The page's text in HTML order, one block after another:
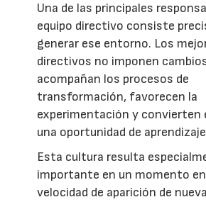
Una de las principales
equipo directivo consiste
generar ese entorno. Los
directivos no imponen
acompañan los procesos de
transformación, favorecen la
experimentación y convierten
una oportunidad de
Esta cultura resulta
importante en un momento en
velocidad de aparición de